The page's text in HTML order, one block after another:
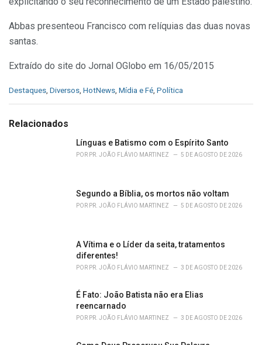
Abbas presenteou Francisco com relíquias das duas novas
santas.
Extraído do site do Jornal OGlobo em 16/05/2015
C
e
Destaques Diversos HotNews Mídia e Fé Política
Relacionados
Línguas e Batismo com o Espírito Santo
POR PR. JOÃO FLÁVIO MARTINEZ 5 DE AGOSTO DE 2026
Segundo a Bíblia, os mortos não voltam
POR PR. JOÃO FLÁVIO MARTINEZ 5 DE AGOSTO DE 2026
A Vítima e o Líder da seita, tratamentos
diferentes!
POR PR. JOÃO FLÁVIO MARTINEZ 3 DE AGOSTO DE 2026
É Fato: João Batista não era Elias
reencarnado
POR PR. JOÃO FLÁVIO MARTINEZ 3 DE AGOSTO DE 2026